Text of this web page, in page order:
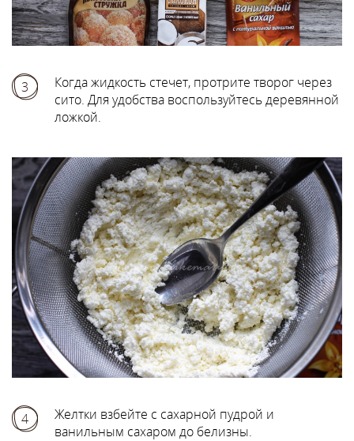
3
Когда жидкость стечет, протрите творог через
сито. Для удобства воспользуйтесь деревянной
ложкой.
4
Желтки взбейте с сахарной пудрой и
ванильным сахаром до белизны.